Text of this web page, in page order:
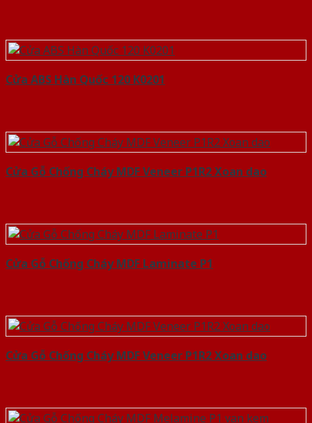
Cửa ABS Hàn Quốc 120 K0201
Cửa Gỗ Chống Cháy MDF Veneer P1R2 Xoan dao
Cửa Gỗ Chống Cháy MDF Laminate P1
Cửa Gỗ Chống Cháy MDF Veneer P1R2 Xoan dao